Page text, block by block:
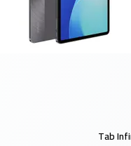
Tab